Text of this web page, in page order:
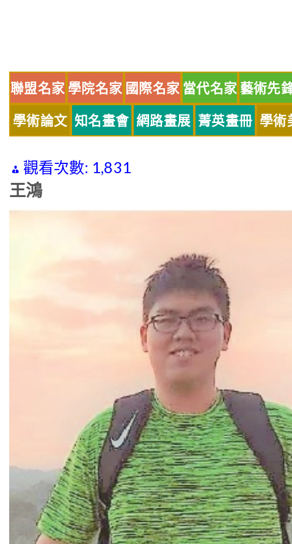
聯盟名家 學院名家 國際名家 當代名家 藝術先
學術論文 知名畫會 網路畫展 菁英畫冊 學術
觀看次數: 1,831
王鴻